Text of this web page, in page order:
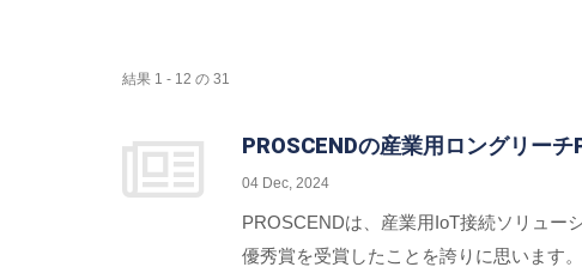
結果 1 - 12 の 31
PROSCENDの産業用ロングリー
04 Dec, 2024
PROSCENDは、産業用IoT接続ソリュー
優秀賞を受賞したことを誇りに思います